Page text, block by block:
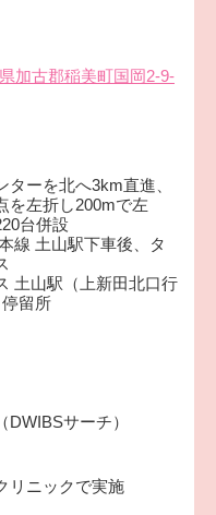
加古郡稲美町国岡2-9-
ターを北へ3km直進、
を左折し200mで左
台併設
線 土山駅下車後、タ
土山駅（上新田北口行
留所
サーチ）
リニックで実施